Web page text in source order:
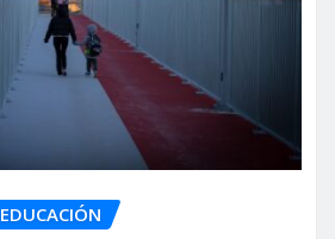
EDUCACIÓN